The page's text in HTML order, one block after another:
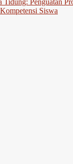
Siswa